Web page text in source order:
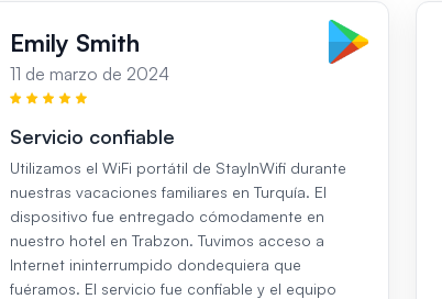
Emily Smith
11 de marzo de 2024
Servicio confiable
Utilizamos el WiFi portátil de StayInWifi durante
nuestras vacaciones familiares en Turquía. El
dispositivo fue entregado cómodamente en
nuestro hotel en Trabzon. Tuvimos acceso a
Internet ininterrumpido dondequiera que
fuéramos. El servicio fue confiable y el equipo